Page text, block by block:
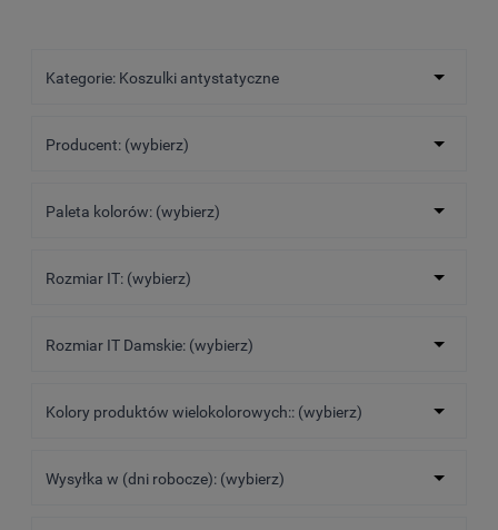
Kategorie: Koszulki antystatyczne
Producent: (wybierz)
Paleta kolorów: (wybierz)
Rozmiar IT: (wybierz)
Rozmiar IT Damskie: (wybierz)
Kolory produktów wielokolorowych:: (wybierz)
Wysyłka w (dni robocze): (wybierz)